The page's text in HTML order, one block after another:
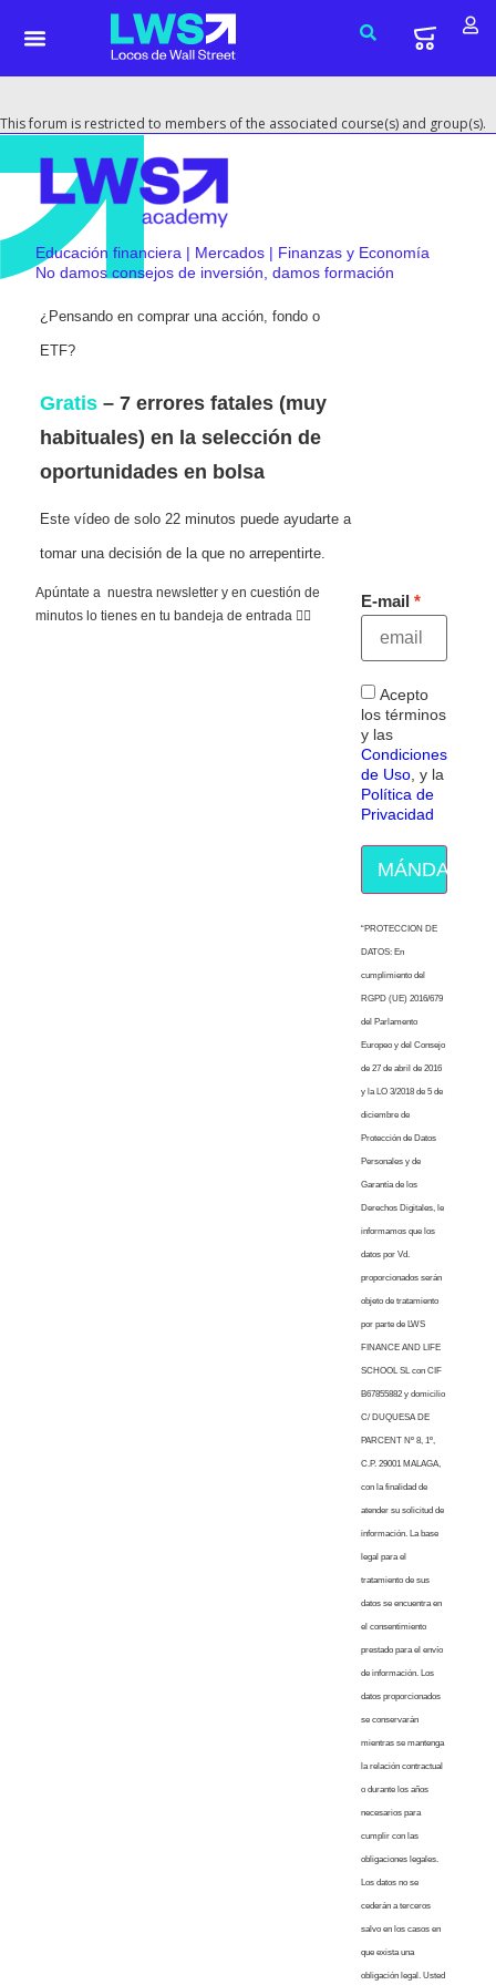
This forum is restricted to members of the associated course(s) and group(s).
Educación financiera | Mercados | Finanzas y Economía
No damos consejos de inversión, damos formación
¿Pensando en comprar una acción, fondo o
ETF?
Gratis – 7 errores fatales (muy
habituales) en la selección de
oportunidades en bolsa
Este vídeo de solo 22 minutos puede ayudarte a
tomar una decisión de la que no arrepentirte.
Apúntate a nuestra newsletter y en cuestión de
minutos lo tienes en tu bandeja de entrada 👇🏻
E-mail
Acepto
los términos
y las
Condiciones
de Uso, y la
Política de
Privacidad
MÁNDAME
“PROTECCION DE
DATOS: En
cumplimiento del
RGPD (UE) 2016/679
del Parlamento
Europeo y del Consejo
de 27 de abril de 2016
y la LO 3/2018 de 5 de
diciembre de
Protección de Datos
Personales y de
Garantía de los
Derechos Digitales, le
informamos que los
datos por Vd.
proporcionados serán
objeto de tratamiento
por parte de LWS
FINANCE AND LIFE
SCHOOL SL con CIF
B67855882 y domicilio
C/ DUQUESA DE
PARCENT Nº 8, 1º,
C.P. 29001 MALAGA,
con la finalidad de
atender su solicitud de
información. La base
legal para el
tratamiento de sus
datos se encuentra en
el consentimiento
prestado para el envío
de información. Los
datos proporcionados
se conservarán
mientras se mantenga
la relación contractual
o durante los años
necesarios para
cumplir con las
obligaciones legales.
Los datos no se
cederán a terceros
salvo en los casos en
que exista una
obligación legal. Usted